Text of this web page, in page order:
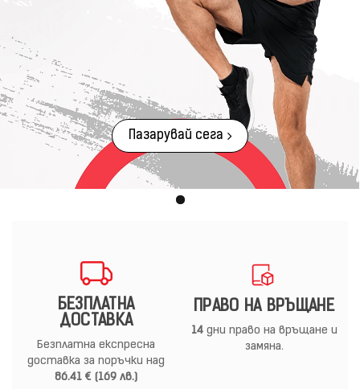
Пазарувай сега
БЕЗПЛАТНА
ДОСТАВКА
Безплатна експресна
доставка за поръчки над
86.41 € (169 лв.)
ПРАВО НА ВРЪЩАНЕ
14дни право на връщане и
замяна.